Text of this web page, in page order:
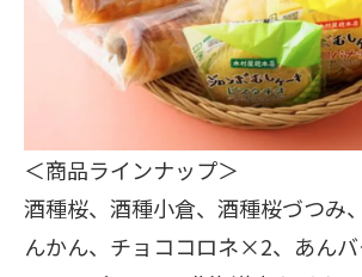
＜商品ラインナップ＞
酒種桜、酒種小倉、酒種桜づつみ
んかん、チョココロネ×2、あんバ